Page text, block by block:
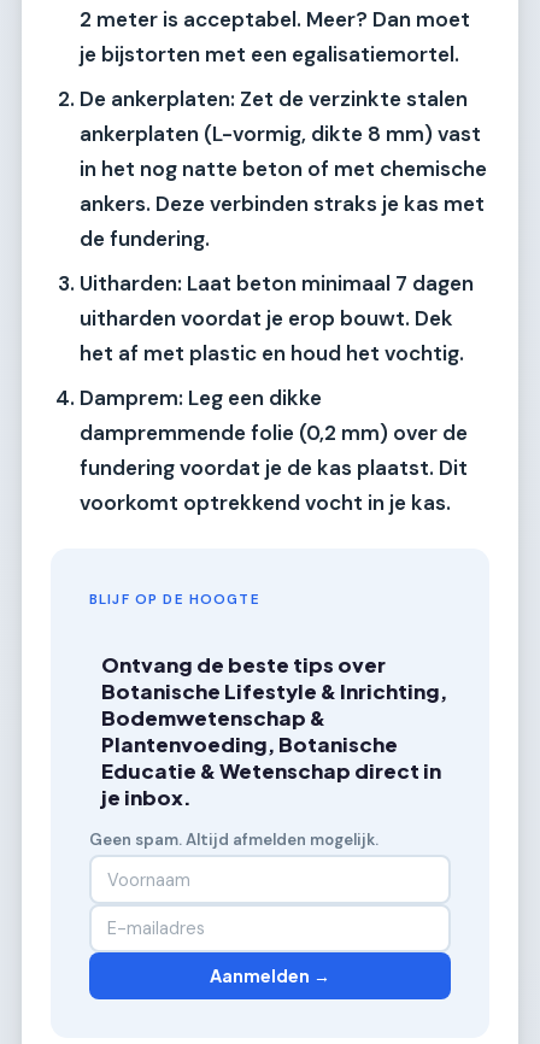
2 meter is acceptabel. Meer? Dan moet
je bijstorten met een egalisatiemortel.
De ankerplaten: Zet de verzinkte stalen
ankerplaten (L-vormig, dikte 8 mm) vast
in het nog natte beton of met chemische
ankers. Deze verbinden straks je kas met
de fundering.
Uitharden: Laat beton minimaal 7 dagen
uitharden voordat je erop bouwt. Dek
het af met plastic en houd het vochtig.
Damprem: Leg een dikke
dampremmende folie (0,2 mm) over de
fundering voordat je de kas plaatst. Dit
voorkomt optrekkend vocht in je kas.
BLIJF OP DE HOOGTE
Ontvang de beste tips over
Botanische Lifestyle & Inrichting,
Bodemwetenschap &
Plantenvoeding, Botanische
Educatie & Wetenschap direct in
je inbox.
Geen spam. Altijd afmelden mogelijk.
Aanmelden →